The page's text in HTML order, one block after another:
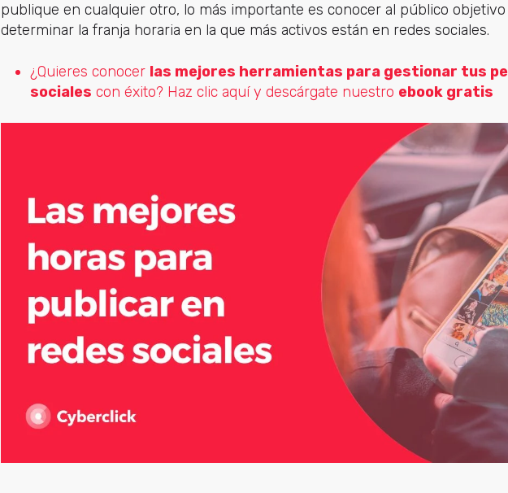
publique en cualquier otro, lo más importante es conocer al público
determinar la franja horaria en la que más activos están en redes sociales.
¿Quieres conocer las mejores herramientas para gestionar tus
sociales con éxito? Haz clic aquí y descárgate nuestro ebook gratis